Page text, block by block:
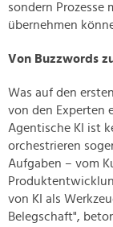
sondern
übernehmen
Von Buzzwords
Was auf den
von den Experten
Agentische KI ist
orchestrieren
Aufgaben – vom
von KI als
Belegschaft",